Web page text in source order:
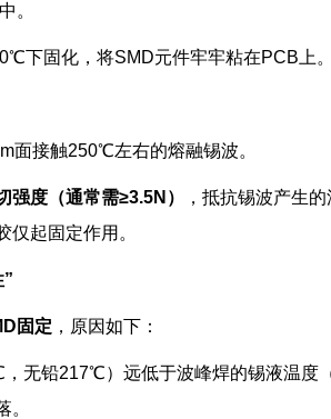
。
下固化，将SMD元件牢牢粘在PCB上
面接触250℃左右的熔融锡波。
强度（通常需≥3.5N）
，抵抗锡波产生
起固定作用。
固定 ，原因如下：
无铅217℃）远低于波峰焊的锡液温度
。